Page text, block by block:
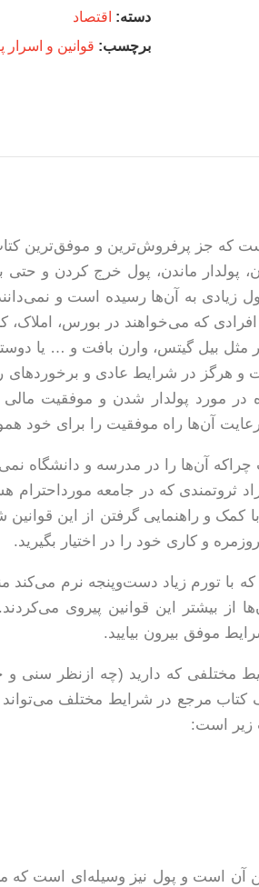
پول‌دار
عدد
دسته: اقتصاد
برچسب: قوانین و اسرار
که جز پرفروش‌ترین و موفق‌ترین
پولدار ماندن، پول خرج کردن و حتی
زیادی به آن‌ها رسیده است و
که می‌خواهند در بورس،
مثل بیل گیتس، وارن بافت و … یا
و هرگز در شرایط عادی و برخوردهای
در مورد پولدار شدن و موفقیت
آن‌ها راه موفقیت را برای خود
چراکه آن‌ها را در مدرسه و دانشگاه
که در جامعه مورداحترام
و راهنمایی گرفتن از این
و کاری خود را در اختیار بگیرید.
که با تورم زیاد دست‌وپنجه نرم
از بیشتر این قوانین پیروی
موفق بیرون بیایید.
مختلفی که دارید (چه ازنظر سنی
کتاب مرجع در شرایط مختلف
زیر است:
آن است و پول نیز وسیله‌ای است که